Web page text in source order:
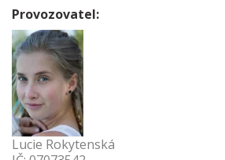
Provozovatel:
Lucie Rokytenská